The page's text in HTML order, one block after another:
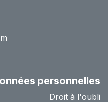
personnelles
Droit à l'oubli